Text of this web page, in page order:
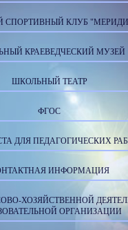
СПОРТИВНЫЙ КЛУБ
КРАЕВЕДЧЕСКИЙ МУЗЕЙ
ШКОЛЬНЫЙ ТЕАТР
ФГОС
ДЛЯ ПЕДАГОГИЧЕСКИХ
ИНФОРМАЦИЯ
ХОЗЯЙСТВЕННОЙ
ОРГАНИЗАЦИИ